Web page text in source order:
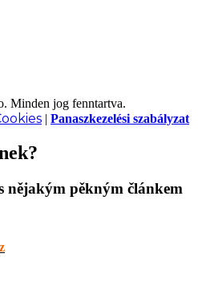
Minden jog fenntartva.
| Panaszkezelési szabályzat
nějakým pěkným článkem